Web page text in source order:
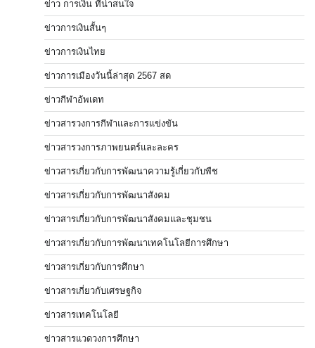
ข่าว การเงิน ที่น่าสนใจ
ข่าวการเงินสั้นๆ
ข่าวการเงินไทย
ข่าวการเมืองวันนี้ล่าสุด 2567 สด
ข่าวกีฬาอัพเดท
ข่าวสารวงการกีฬาและการแข่งขัน
ข่าวสารวงการภาพยนตร์และละคร
ข่าวสารเกี่ยวกับการพัฒนาความรู้เกี่ยวกับพืช
ข่าวสารเกี่ยวกับการพัฒนาสังคม
ข่าวสารเกี่ยวกับการพัฒนาสังคมและชุมชน
ข่าวสารเกี่ยวกับการพัฒนาเทคโนโลยีการศึกษา
ข่าวสารเกี่ยวกับการศึกษา
ข่าวสารเกี่ยวกับเศรษฐกิจ
ข่าวสารเทคโนโลยี
ข่าวสารแวดวงการศึกษา